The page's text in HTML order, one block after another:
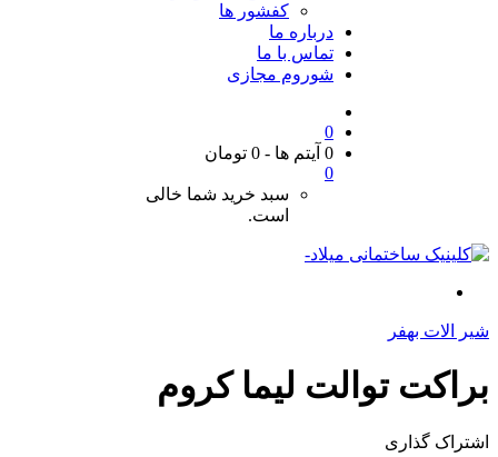
کفشور ها
درباره ما
تماس با ما
شوروم مجازی
0
0 آیتم ها
-
0 تومان
0
سبد خرید شما خالی
است.
شیر الات بهفر
براکت توالت ليما کروم
اشتراک ‌گذاری